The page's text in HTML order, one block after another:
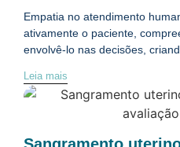
Empatia no atendimento
ativamente o paciente,
envolvê-lo nas decisões,
Leia mais